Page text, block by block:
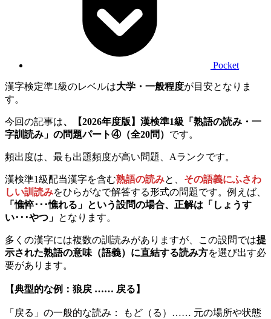
Pocket
漢字検定準1級のレベルは大学・一般程度が目安となりま
す。
今回の記事は、【2026年度版】漢検準1級「熟語の読み・一
字訓読み」の問題パート④（全20問） です。
頻出度は、最も出題頻度が高い問題、Aランクです。
漢検準1級配当漢字を含む熟語の読みと、 その語義にふさわ
しい訓読みをひらがなで解答する形式の問題です。例えば、
「憔悴･･･憔れる」という設問の場合、正解は「しょうす
い･･･やつ」 となります。
多くの漢字には複数の訓読みがありますが、この設問では提
示された熟語の意味（語義）に直結する読み方を選び出す必
要があります。
【典型的な例：狼戻 …… 戻る】
「戻る」の一般的な読み： もど（る）…… 元の場所や状態